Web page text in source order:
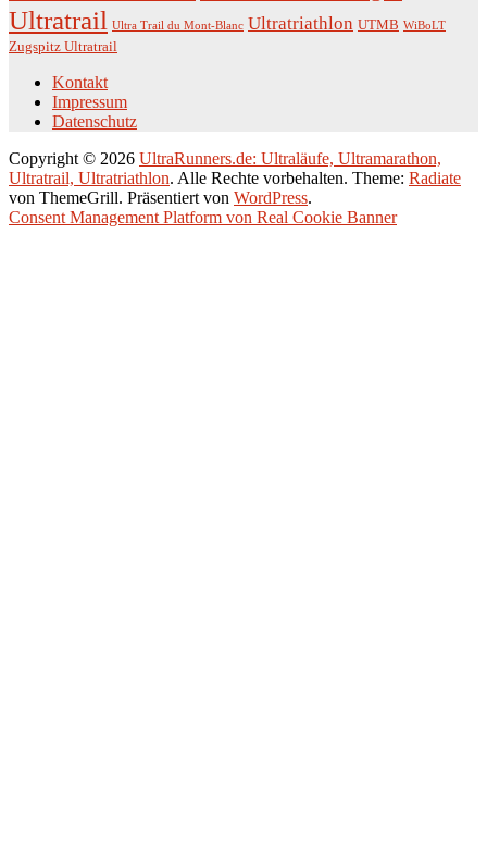
Ultratrail Ultra Trail du Mont-Blanc Ultratriathlon UTMB WiBoLT
Zugspitz Ultratrail
Kontakt
Impressum
Datenschutz
Copyright © 2026 UltraRunners.de: Ultraläufe, Ultramarathon,
Ultratrail, Ultratriathlon. Alle Rechte vorbehalten. Theme: Radiate
von ThemeGrill. Präsentiert von WordPress.
Consent Management Platform von Real Cookie Banner